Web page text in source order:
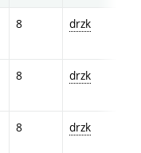
8 drzk
8 drzk
8 drzk